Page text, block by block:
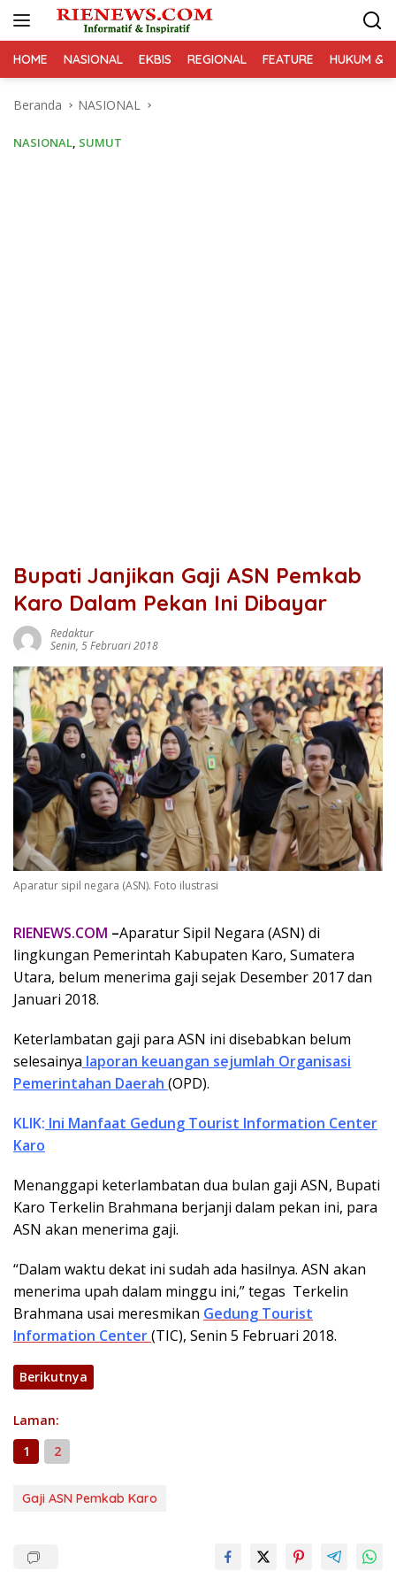
HOME NASIONAL EKBIS REGIONAL FEATURE HUKUM &
Beranda NASIONAL
NASIONAL, SUMUT
Bupati Janjikan Gaji ASN Pemkab
Karo Dalam Pekan Ini Dibayar
Redaktur
Senin, 5 Februari 2018
Aparatur sipil negara (ASN). Foto ilustrasi
RIENEWS.COM –Aparatur Sipil Negara (ASN) di
lingkungan Pemerintah Kabupaten Karo, Sumatera
Utara, belum menerima gaji sejak Desember 2017 dan
Januari 2018.
Keterlambatan gaji para ASN ini disebabkan belum
selesainya laporan keuangan sejumlah Organisasi
Pemerintahan Daerah (OPD).
KLIK: Ini Manfaat Gedung Tourist Information Center
Karo
Menanggapi keterlambatan dua bulan gaji ASN, Bupati
Karo Terkelin Brahmana berjanji dalam pekan ini, para
ASN akan menerima gaji.
“Dalam waktu dekat ini sudah ada hasilnya. ASN akan
menerima upah dalam minggu ini,” tegas Terkelin
Brahmana usai meresmikan Gedung Tourist
Information Center(TIC), Senin 5 Februari 2018.
Berikutnya
Laman:
1
2
Gaji ASN Pemkab Karo